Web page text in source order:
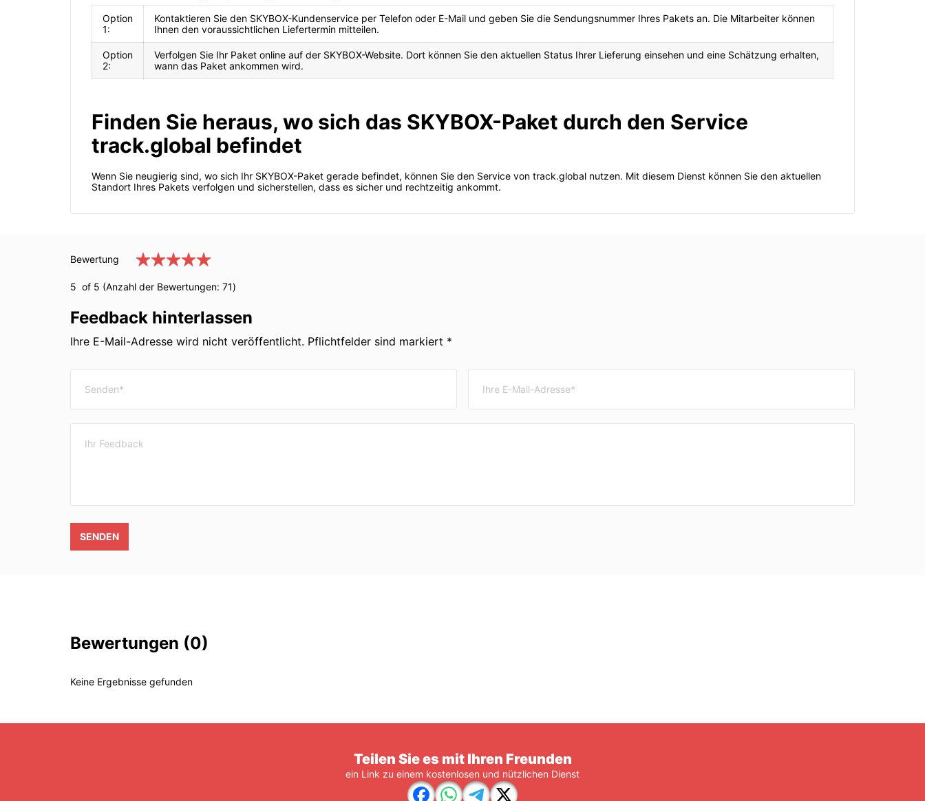
Option
1:
Kontaktieren Sie den SKYBOX-Kundenservice per Telefon oder E-Mail und geben Sie die Sendungsnummer Ihres Pakets an. Die Mitarbeiter können
Ihnen den voraussichtlichen Liefertermin mitteilen.
Option
2:
Verfolgen Sie Ihr Paket online auf der SKYBOX-Website. Dort können Sie den aktuellen Status Ihrer Lieferung einsehen und eine Schätzung erhalten,
wann das Paket ankommen wird.
Finden Sie heraus, wo sich das SKYBOX-Paket durch den Service
track.global befindet
Wenn Sie neugierig sind, wo sich Ihr SKYBOX-Paket gerade befindet, können Sie den Service von track.global nutzen. Mit diesem Dienst können Sie den aktuellen
Standort Ihres Pakets verfolgen und sicherstellen, dass es sicher und rechtzeitig ankommt.
Bewertung
5 of 5 (Anzahl der Bewertungen: 71)
Feedback hinterlassen
Ihre E-Mail-Adresse wird nicht veröffentlicht. Pflichtfelder sind markiert *
SENDEN
Bewertungen (0)
Keine Ergebnisse gefunden
Teilen Sie es mit Ihren Freunden
ein Link zu einem kostenlosen und nützlichen Dienst